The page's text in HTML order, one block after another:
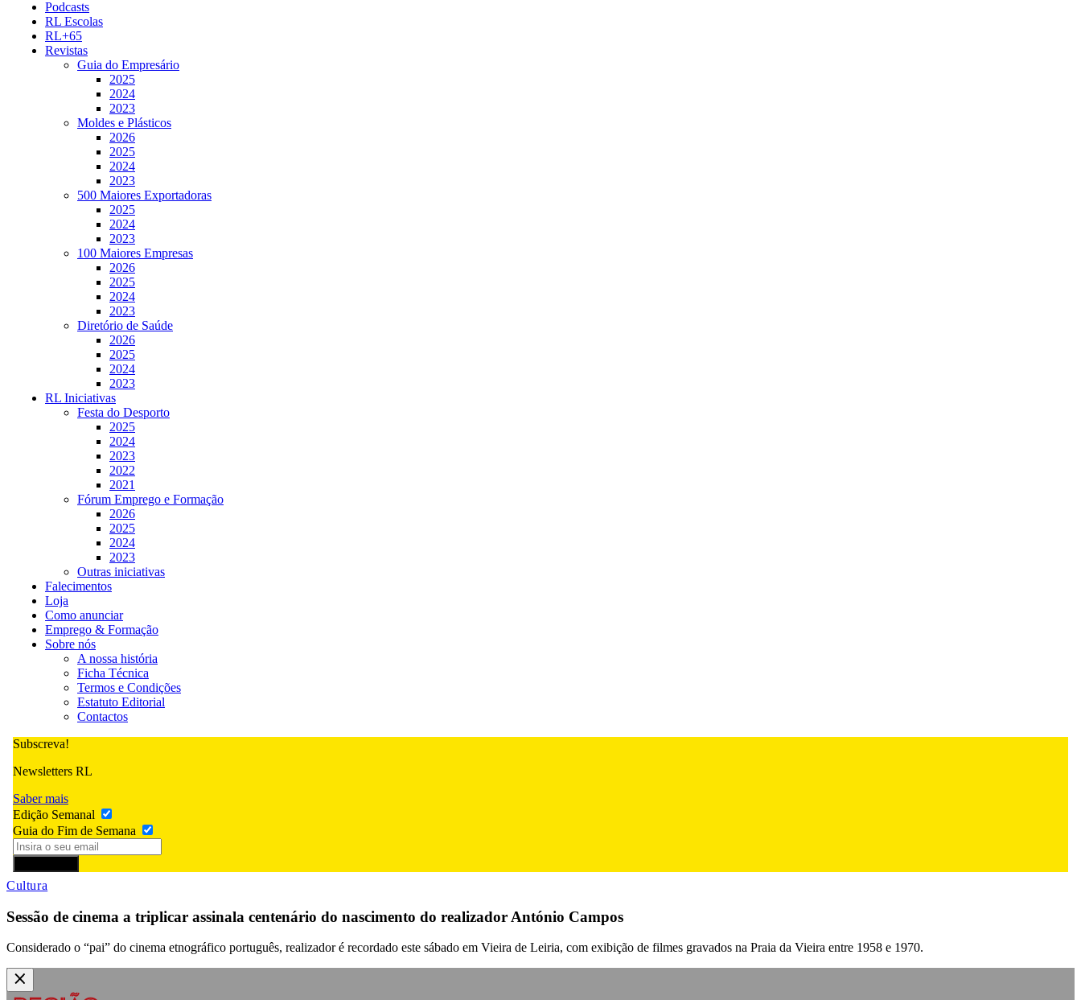
Podcasts
RL Escolas
RL+65
Revistas
Guia do Empresário
2025
2024
2023
Moldes e Plásticos
2026
2025
2024
2023
500 Maiores Exportadoras
2025
2024
2023
100 Maiores Empresas
2026
2025
2024
2023
Diretório de Saúde
2026
2025
2024
2023
RL Iniciativas
Festa do Desporto
2025
2024
2023
2022
2021
Fórum Emprego e Formação
2026
2025
2024
2023
Outras iniciativas
Falecimentos
Loja
Como anunciar
Emprego & Formação
Sobre nós
A nossa história
Ficha Técnica
Termos e Condições
Estatuto Editorial
Contactos
Subscreva!
Newsletters RL
Saber mais
Edição Semanal
Guia do Fim de Semana
Cultura
Sessão de cinema a triplicar assinala centenário do nascimento do realizador António Campos
Considerado o “pai” do cinema etnográfico português, realizador é recordado este sábado em Vieira de Leiria, com exibição de filmes gravados na Praia da Vieira entre 1958 e 1970.